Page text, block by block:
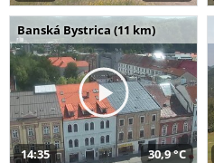
Banská Bystrica (11 km)
14:35 30,9 °C